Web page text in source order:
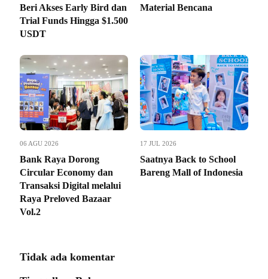
Beri Akses Early Bird dan
Trial Funds Hingga $1.500
USDT
Material Bencana
06 AGU 2026
Bank Raya Dorong
Circular Economy dan
Transaksi Digital melalui
Raya Preloved Bazaar
Vol.2
17 JUL 2026
Saatnya Back to School
Bareng Mall of Indonesia
Tidak ada komentar